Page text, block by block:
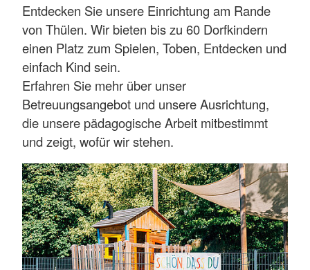
Entdecken Sie unsere Einrichtung am Rande
von Thülen. Wir bieten bis zu 60 Dorfkindern
einen Platz zum Spielen, Toben, Entdecken und
einfach Kind sein.
Erfahren Sie mehr über unser
Betreuungsangebot und unsere Ausrichtung,
die unsere pädagogische Arbeit mitbestimmt
und zeigt, wofür wir stehen.